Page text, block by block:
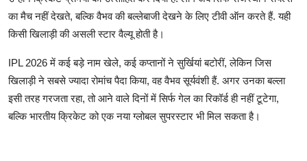
का मैच नहीं देखते, बल्कि वैभव की बल्लेबाजी देखने के लिए टीवी ऑन करते हैं. यही
किसी खिलाड़ी की असली स्टार वैल्यू होती है।
IPL 2026 में कई बड़े नाम खेले, कई कप्तानों ने सुर्खियां बटोरीं, लेकिन जिस
खिलाड़ी ने सबसे ज्यादा रोमांच पैदा किया, वह वैभव सूर्यवंशी हैं. अगर उनका बल्ला
इसी तरह गरजता रहा, तो आने वाले दिनों में सिर्फ गेल का रिकॉर्ड ही नहीं टूटेगा,
बल्कि भारतीय क्रिकेट को एक नया ग्लोबल सुपरस्टार भी मिल सकता है।